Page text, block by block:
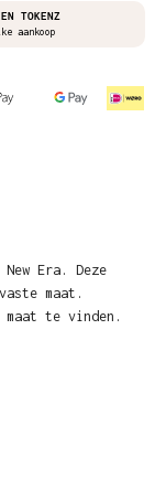
TOKENZ
aankoop
Era. Deze
maat.
maat te vinden.